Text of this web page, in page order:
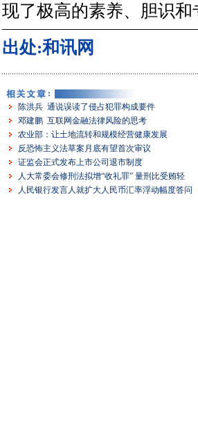
现了极高的素养、胆识和
出处:和讯网
陈洪兵 通说误读了侵占犯罪构成要件
邓建鹏 互联网金融法律风险的思考
农业部：让土地流转和规模经营健康发展
反恐怖主义法草案月底有望首次审议
证监会正式发布上市公司退市制度
人大常委会修刑法拟增“收礼罪” 量刑比受贿轻
人民银行发言人就扩大人民币汇率浮动幅度答问